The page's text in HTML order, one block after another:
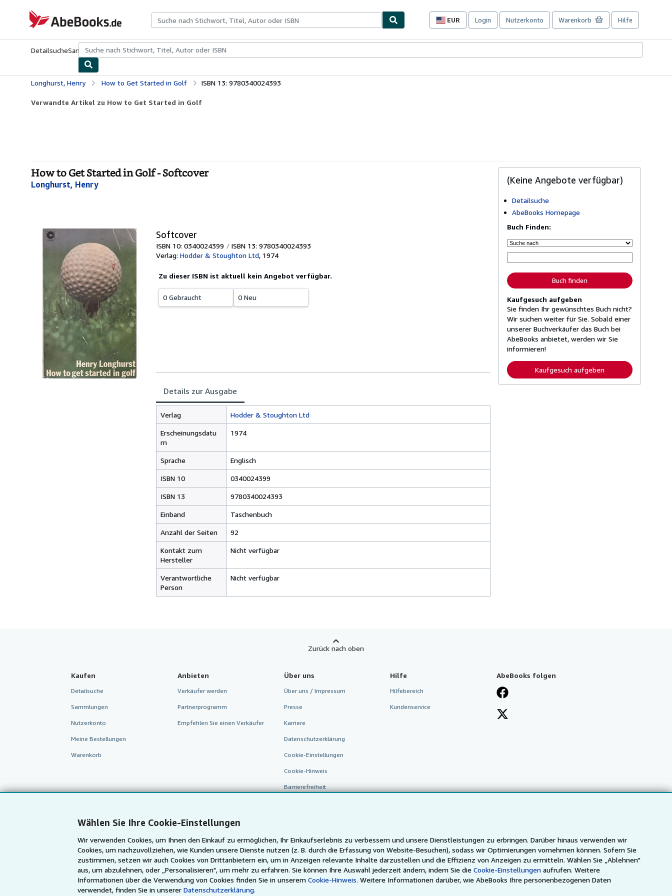
Wählen Sie Ihre Cookie-Einstellungen
Wir verwenden Cookies, um Ihnen den Einkauf zu ermöglichen, Ihr Einkaufserlebnis zu verbessern und unsere Dienstleistungen zu erbringen. Darüber hinaus verwenden wir
Cookies, um nachzuvollziehen, wie Kunden unsere Dienste nutzen (z. B. durch die Erfassung von Website-Besuchen), sodass wir Optimierungen vornehmen können. Sofern Sie
zustimmen, setzen wir auch Cookies von Drittanbietern ein, um in Anzeigen relevante Inhalte darzustellen und die Effizienz von Anzeigen zu ermitteln. Wählen Sie „Ablehnen"
aus, um abzulehnen, oder „Personalisieren", um mehr zu erfahren. Sie können Ihre Auswahl jederzeit ändern, indem Sie dieCookie-Einstellungen aufrufen. Weitere
Informationen über die Verwendung von Cookies finden Sie in unserem Cookie-Hinweis. Weitere Informationen darüber, wie AbeBooks Ihre personenbezogenen Daten
verwendet, finden Sie in unsererDatenschutzerklärung.
AbeBooks.de
EUR
Seite
Einkaufseinstellungen.
Login Nutzerkonto Warenkorb Hilfe
DetailsucheSammlungenAntiquarische BücherKunst & Sammlerstücke
Longhurst, Henry How to Get Started in Golf ISBN 13: 9780340024393
Verwandte Artikel zu How to Get Started in Golf
How to Get Started in Golf - Softcover
Longhurst, Henry
Softcover
ISBN 10: 0340024399
ISBN 13: 9780340024393
Verlag: Hodder & Stoughton Ltd, 1974
Zu dieser ISBN ist aktuell kein Angebot verfügbar.
0 Gebraucht 0 Neu
Details zur Ausgabe
Verlag Hodder & Stoughton Ltd
Erscheinungsdatu
m
1974
Sprache Englisch
ISBN 10 0340024399
ISBN 13 9780340024393
Einband Taschenbuch
Anzahl der Seiten 92
Kontakt zum
Hersteller
Nicht verfügbar
Verantwortliche
Person
Nicht verfügbar
(Keine Angebote verfügbar)
Detailsuche
AbeBooks Homepage
Buch Finden:
Buch finden
Kaufgesuch aufgeben
Sie finden Ihr gewünschtes Buch nicht?
Wir suchen weiter für Sie. Sobald einer
unserer Buchverkäufer das Buch bei
AbeBooks anbietet, werden wir Sie
informieren!
Kaufgesuch aufgeben
Zurück nach oben
Kaufen
Detailsuche
Sammlungen
Nutzerkonto
Meine Bestellungen
Warenkorb
Anbieten
Verkäufer werden
Partnerprogramm
Empfehlen Sie einen Verkäufer
Über uns
Über uns / Impressum
Presse
Karriere
Datenschutzerklärung
Cookie-Einstellungen
Cookie-Hinweis
Barrierefreiheit
Hilfe
Hilfebereich
Kundenservice
AbeBooks folgen
AbeBooks.com AbeBooks.co.uk AbeBooks.fr AbeBooks.it AbeBooks Aus/NZ AbeBooks.ca IberLibro.com ZVAB.com